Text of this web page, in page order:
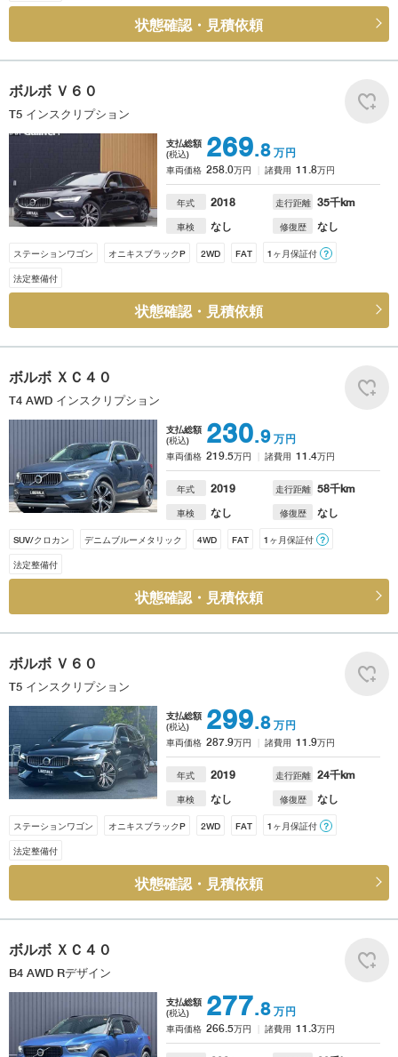
状態確認・見積依頼
ボルボ Ｖ６０
T5 インスクリプション
支払総額
(税込)
269.8 万円
車両価格 258.0万円 諸費用 11.8万円
年式 2018 走行距離 35千km
車検 なし 修復歴 なし
ステーションワゴン オニキスブラックP 2WD FAT 1ヶ月保証付 ？
法定整備付
状態確認・見積依頼
ボルボ ＸＣ４０
T4 AWD インスクリプション
支払総額
(税込)
230.9 万円
車両価格 219.5万円 諸費用 11.4万円
年式 2019 走行距離 58千km
車検 なし 修復歴 なし
SUV/クロカン デニムブルーメタリック 4WD FAT 1ヶ月保証付 ？
法定整備付
状態確認・見積依頼
ボルボ Ｖ６０
T5 インスクリプション
支払総額
(税込)
299.8 万円
車両価格 287.9万円 諸費用 11.9万円
年式 2019 走行距離 24千km
車検 なし 修復歴 なし
ステーションワゴン オニキスブラックP 2WD FAT 1ヶ月保証付 ？
法定整備付
状態確認・見積依頼
ボルボ ＸＣ４０
B4 AWD Rデザイン
支払総額
(税込)
277.8 万円
車両価格 266.5万円 諸費用 11.3万円